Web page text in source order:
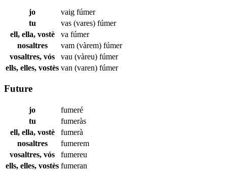
jo vaig fúmer
tu
vas (vares) fúmer
ell, ella, vostè
va fúmer
nosaltres
vam (vàrem) fúmer
vosaltres, vós
vau (vàreu) fúmer
ells, elles, vostès van (varen) fúmer
Future
jo
fumeré
tu
fumeràs
ell, ella, vostè
fumerà
nosaltres
fumerem
vosaltres, vós
fumereu
ells, elles, vostès fumeran